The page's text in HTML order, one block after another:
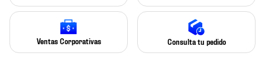
Ventas Corporativas Consulta tu pedido